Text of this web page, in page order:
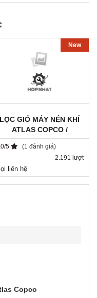
New
LỌC GIÓ MÁY NÉN KHÍ
ATLAS COPCO /
1621054799
5
(1 đánh giá)
2.191 lượt
liên hệ
Copco